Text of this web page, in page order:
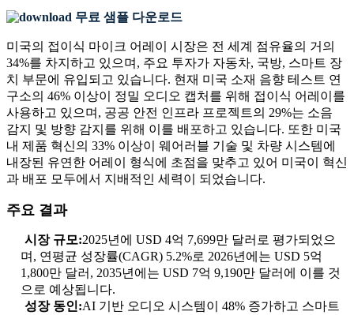
무료 샘플 다운로드
미국의 접이식 마이크 어레이 시장은 전 세계 점유율의 거의
34%를 차지하고 있으며, 주요 투자가 자동차, 국방, 스마트 장
치 부문에 유입되고 있습니다. 현재 미국 소재 음향 테스트 연
구소의 46% 이상이 정밀 오디오 캡처를 위해 접이식 어레이를
사용하고 있으며, 공공 안전 인프라 프로젝트의 29%는 소음
감지 및 방향 감지를 위해 이를 배포하고 있습니다. 또한 미국
내 제품 혁신의 33% 이상이 웨어러블 기술 및 차량 시스템에
내장된 유연한 어레이 형식에 초점을 맞추고 있어 미국이 혁신
과 배포 모두에서 지배적인 세력이 되었습니다.
주요 결과
시장 규모:2025년에 USD 4억 7,699만 달러로 평가되었으
며, 연평균 성장률(CAGR) 5.2%로 2026년에는 USD 5억
1,800만 달러, 2035년에는 USD 7억 9,190만 달러에 이를 것
으로 예상됩니다.
성장 동인:AI 기반 오디오 시스템이 48% 증가하고 스마트